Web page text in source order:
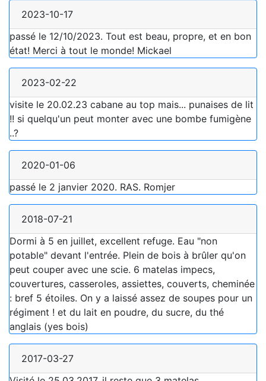
2023-10-17
passé le 12/10/2023. Tout est beau, propre, et en bon
état! Merci à tout le monde! Mickael
2023-02-22
visite le 20.02.23 cabane au top mais... punaises de lit
!! si quelqu'un peut monter avec une bombe fumigène
..?
2020-01-06
passé le 2 janvier 2020. RAS. Romjer
2018-07-21
Dormi à 5 en juillet, excellent refuge. Eau "non
potable" devant l'entrée. Plein de bois à brûler qu'on
peut couper avec une scie. 6 matelas impecs,
couvertures, casseroles, assiettes, couverts, cheminée
: bref 5 étoiles. On y a laissé assez de soupes pour un
régiment ! et du lait en poudre, du sucre, du thé
anglais (yes bois)
2017-03-27